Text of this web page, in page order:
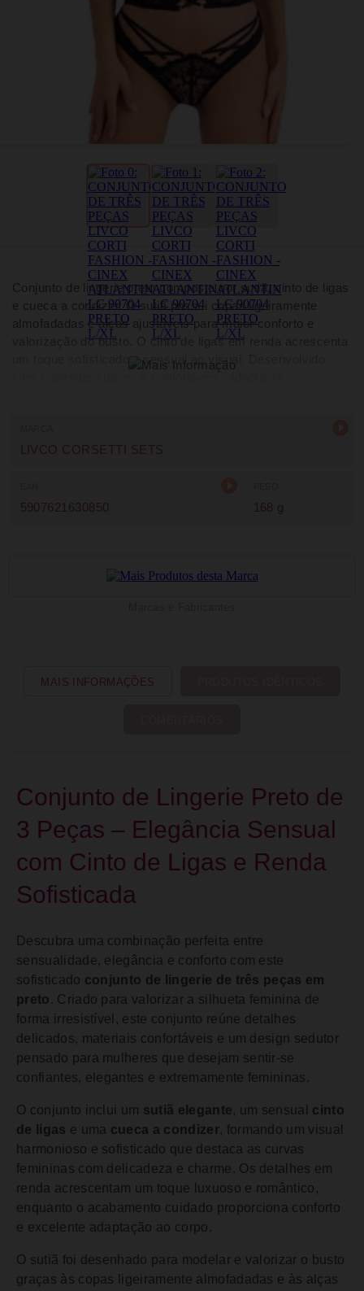
Conjunto de lingerie preto composto por sutiã, cinto de ligas
e cueca a condizer. O sutiã possui copas ligeiramente
almofadadas e alças ajustáveis para maior conforto e
valorização do busto. O cinto de ligas em renda acrescenta
um toque sofisticado e sensual ao visual. Desenvolvido
LIVCO CORSETTI SETS
5907621630850 168 g
MAIS INFORMAÇÕES
Conjunto de Lingerie Preto de
3 Peças – Elegância Sensual
com Cinto de Ligas e Renda
Sofisticada
Descubra uma combinação perfeita entre
sensualidade, elegância e conforto com este
sofisticado conjunto de lingerie de três peças em
preto . Criado para valorizar a silhueta feminina de
forma irresistível, este conjunto reúne detalhes
delicados, materiais confortáveis e um design sedutor
pensado para mulheres que desejam sentir-se
confiantes, elegantes e extremamente femininas.
O conjunto inclui um sutiã elegante, um sensual cinto
de ligas e uma cueca a condizer, formando um visual
harmonioso e sofisticado que destaca as curvas
femininas com delicadeza e charme. Os detalhes em
renda acrescentam um toque luxuoso e romântico,
enquanto o acabamento cuidado proporciona conforto
e excelente adaptação ao corpo.
O sutiã foi desenhado para modelar e valorizar o busto
graças às copas ligeiramente almofadadas e às alças